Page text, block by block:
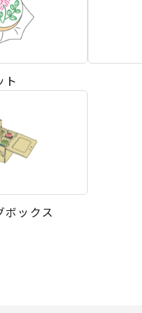
ト
ボックス